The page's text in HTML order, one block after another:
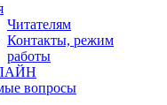
Читателям
Контакты, режим
работы
вопросы